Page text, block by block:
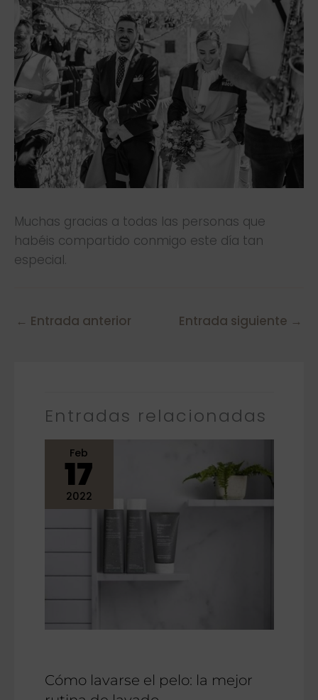
Muchas gracias a todas las personas que
habéis compartido conmigo este día tan
especial.
← Entrada anterior Entrada siguiente →
Entradas relacionadas
Feb
17
2022
Cómo lavarse el pelo: la mejor